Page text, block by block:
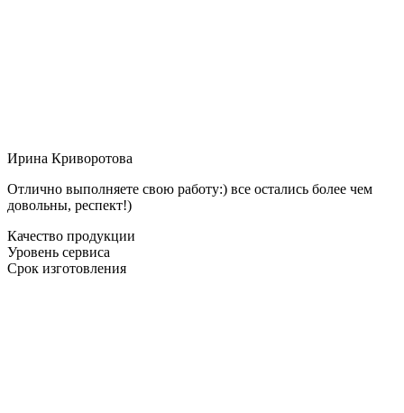
Ирина Криворотова
Отлично выполняете свою работу:) все остались более чем
довольны, респект!)
Качество продукции
Уровень сервиса
Срок изготовления